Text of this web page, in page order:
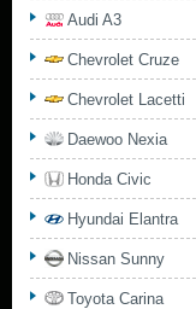
Audi A3
Chevrolet Cruze
Chevrolet Lacetti
Daewoo Nexia
Honda Civic
Hyundai Elantra
Nissan Sunny
Toyota Carina